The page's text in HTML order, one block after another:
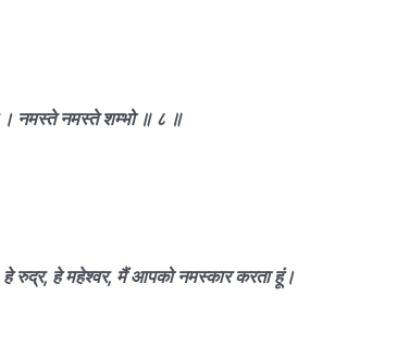
। नमस्ते नमस्ते शम्भो ॥ ८ ॥
रुद्र, हे महेश्वर, मैं आपको नमस्कार करता हूं।